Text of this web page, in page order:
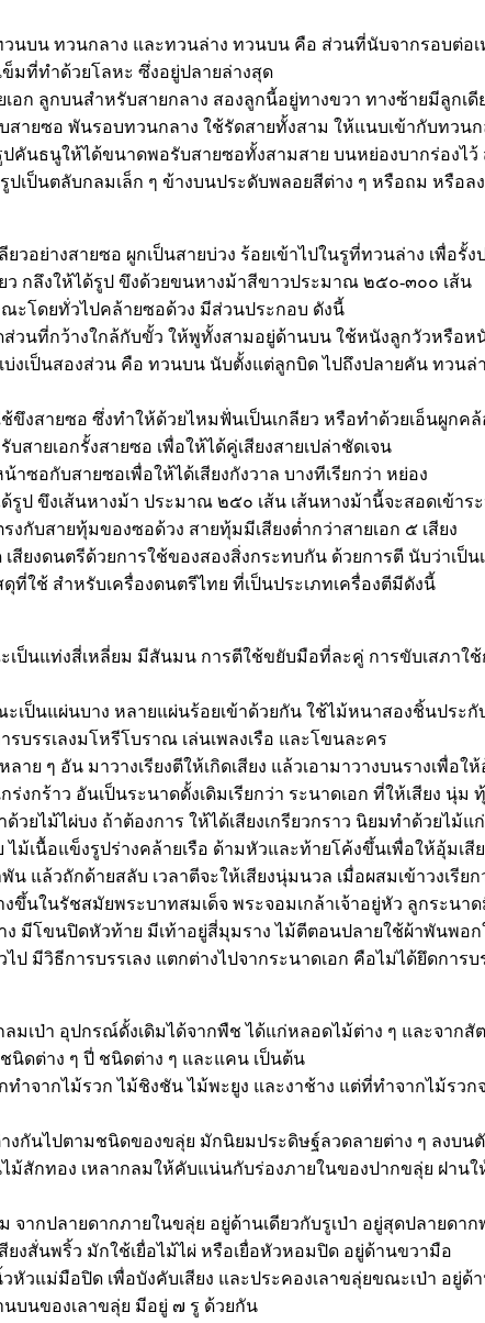
นบน ทวนกลาง และทวนล่าง ทวนบน คือ ส่วนที่นับจากรอบต่
มที่ทำด้วยโลหะ ซึ่งอยู่ปลายล่างสุด
อก ลูกบนสำหรับสายกลาง สองลูกนี้อยู่ทางขวา ทางซ้ายมีลูกเ
ายซอ พันรอบทวนกลาง ใช้รัดสายทั้งสาม ให้แนบเข้ากับทวนก
ปคันธนูให้ได้ขนาดพอรับสายซอทั้งสามสาย บนหย่องบากร่องไ
เป็นตลับกลมเล็ก ๆ ข้างบนประดับพลอยสีต่าง ๆ หรือถม หรือ
อย่างสายซอ ผูกเป็นสายบ่วง ร้อยเข้าไปในรูที่ทวนล่าง เพื่อรั้
ว กลึงให้ได้รูป ขึงด้วยขนหางม้าสีขาวประมาณ ๒๕๐-๓๐๐ เส้น
ะโดยทั่วไปคล้ายซอด้วง มีส่วนประกอบ ดังนี้
วนที่กว้างใกล้กับขั้ว ให้พูทั้งสามอยู่ด้านบน ใช้หนังลูกวัวหรือห
งเป็นสองส่วน คือ ทวนบน นับตั้งแต่ลูกบิด ไปถึงปลายคัน ทว
ขึงสายซอ ซึ่งทำให้ด้วยไหมฟั่นเป็นเกลียว หรือทำด้วยเอ็นผูก
สายเอกรั้งสายซอ เพื่อให้ได้คู่เสียงสายเปล่าชัดเจน
ซอกับสายซอเพื่อให้ได้เสียงกังวาล บางทีเรียกว่า หย่อง
รูป ขึงเส้นหางม้า ประมาณ ๒๕๐ เส้น เส้นหางม้านี้จะสอดเข้าร
รงกับสายทุ้มของซอด้วง สายทุ้มมีเสียงต่ำกว่าสายเอก ๕ เสียง
เสียงดนตรีด้วยการใช้ของสองสิ่งกระทบกัน ด้วยการตี นับว่า
ใช้ สำหรับเครื่องดนตรีไทย ที่เป็นประเภทเครื่องตีมีดังนี้
ป็นแท่งสี่เหลี่ยม มีสันมน การตีใช้ขยับมือที่ละคู่ การขับเสภาใ
เป็นแผ่นบาง หลายแผ่นร้อยเข้าด้วยกัน ใช้ไม้หนาสองชิ้นประ
บรรเลงมโหรีโบราณ เล่นเพลงเรือ และโขนละคร
าย ๆ อัน มาวางเรียงตีให้เกิดเสียง แล้วเอามาวางบนรางเพื่อ
งกร้าว อันเป็นระนาดดั้งเดิมเรียกว่า ระนาดเอก ที่ให้เสียง นุ่ม
วยไม้ไผ่บง ถ้าต้องการ ให้ได้เสียงเกรียวกราว นิยมทำด้วย
ม้เนื้อแข็งรูปร่างคล้ายเรือ ด้ามหัวและท้ายโค้งขึ้นเพื่อให้อุ้มเ
แล้วถักด้ายสลับ เวลาตีจะให้เสียงนุ่มนวล เมื่อผสมเข้าวงเรีย
งขึ้นในรัชสมัยพระบาทสมเด็จ พระจอมเกล้าเจ้าอยู่หัว ลูกระ
ง มีโขนปิดหัวท้าย มีเท้าอยู่สี่มุมราง ไม้ตีตอนปลายใช้ผ้าพันพอก
ป มีวิธีการบรรเลง แตกต่างไปจากระนาดเอก คือไม่ได้ยึดการบ
ลมเป่า อุปกรณ์ดั้งเดิมได้จากพืช ได้แก่หลอดไม้ต่าง ๆ และจาก
นิดต่าง ๆ ปี่ ชนิดต่าง ๆ และแคน เป็นต้น
กทำจากไม้รวก ไม้ชิงชัน ไม้พะยูง และงาช้าง แต่ที่ทำจากไม้ร
งกันไปตามชนิดของขลุ่ย มักนิยมประดิษฐ์ลวดลายต่าง ๆ ลงบ
สักทอง เหลากลมให้คับแน่นกับร่องภายในของปากขลุ่ย ฝานใ
จากปลายดากภายในขลุ่ย อยู่ด้านเดียวกับรูเป่า อยู่สุดปลายด
ยงสั่นพริ้ว มักใช้เยื่อไม้ไผ่ หรือเยื่อหัวหอมปิด อยู่ด้านขวามือ
หัวแม่มือปิด เพื่อบังคับเสียง และประคองเลาขลุ่ยขณะเป่า อยู่ด้
นบนของเลาขลุ่ย มีอยู่ ๗ รู ด้วยกัน